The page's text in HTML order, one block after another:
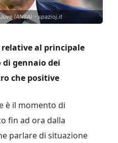
(ANSA) - spazioj.it
al principale
gennaio dei
che positive
è il momento di
fin ad ora dalla
parlare di situazione